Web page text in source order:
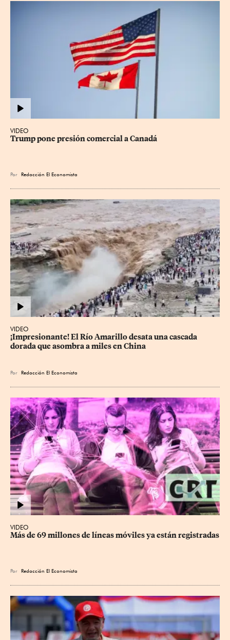
VIDEO
Trump pone presión comercial a Canadá
Por Redacción El Economista
VIDEO
¡Impresionante! El Río Amarillo desata una cascada
dorada que asombra a miles en China
Por Redacción El Economista
VIDEO
Más de 69 millones de líneas móviles ya están registradas
Por Redacción El Economista